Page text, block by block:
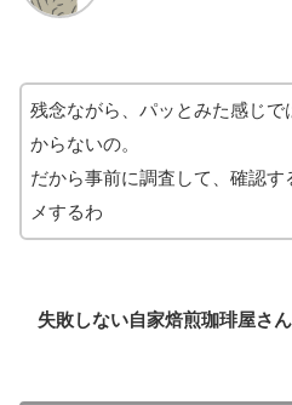
残念ながら、パッとみた感じで
からないの。
だから事前に調査して、確認す
メするわ
失敗しない自家焙煎珈琲屋さ